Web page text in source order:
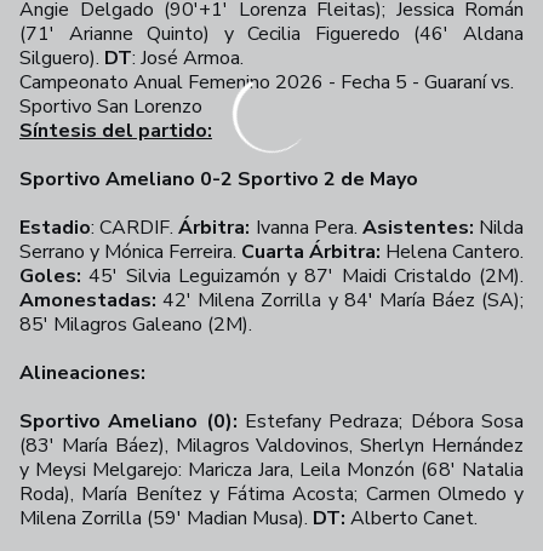
Angie Delgado (90'+1' Lorenza Fleitas); Jessica Román
(71' Arianne Quinto) y Cecilia Figueredo (46' Aldana
Silguero). DT: José Armoa.
Campeonato Anual Femenino 2026 - Fecha 5 - Guaraní vs.
Sportivo San Lorenzo
Síntesis del partido:
Sportivo Ameliano 0-2 Sportivo 2 de Mayo
Estadio: CARDIF.Árbitra: Ivanna Pera. Asistentes: Nilda
Serrano y Mónica Ferreira. Cuarta Árbitra: Helena Cantero.
Goles: 45' Silvia Leguizamón y 87' Maidi Cristaldo (2M).
Amonestadas:42' Milena Zorrilla y 84' María Báez (SA);
85' Milagros Galeano (2M).
Alineaciones:
Sportivo Ameliano (0): Estefany Pedraza; Débora Sosa
(83' María Báez), Milagros Valdovinos, Sherlyn Hernández
y Meysi Melgarejo: Maricza Jara, Leila Monzón (68' Natalia
Roda), María Benítez y Fátima Acosta; Carmen Olmedo y
Milena Zorrilla (59' Madian Musa). DT: Alberto Canet.